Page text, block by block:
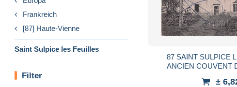
Frankreich
[87] Haute-Vienne
Saint Sulpice les Feuilles
Filter
87 SAINT SULPICE
ANCIEN COUVENT
±